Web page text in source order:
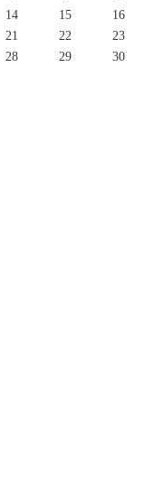
14 15
16
21 22
23
28 29
30